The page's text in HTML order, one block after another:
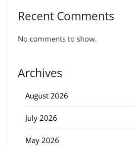
Recent Comments
No comments to show.
Archives
August 2026
July 2026
May 2026